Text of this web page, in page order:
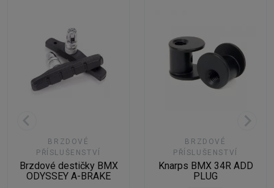
BRZDOVÉ
PŘÍSLUŠENSTVÍ
Brzdové destičky BMX
ODYSSEY A-BRAKE
BRZDOVÉ
PŘÍSLUŠENSTVÍ
Knarps BMX 34R ADD
PLUG